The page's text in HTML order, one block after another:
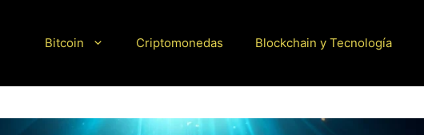
Bitcoin Criptomonedas Blockchain y Tecnología